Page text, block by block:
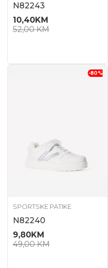
N82243
10,40KM
52,00KM
-80%
SPORTSKE PATIKE
N82240
9,80KM
49,00KM